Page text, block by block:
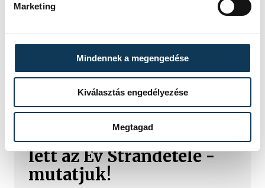
Marketing
Mindennek a megengedése
Kiválasztás engedélyezése
Megtagad
TOVÁBBI CIKKEK
Egy furcsa halkonzerv
lett az Év Strandétele -
mutatjuk!